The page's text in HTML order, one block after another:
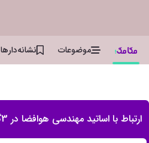
موضوعات نشانه‌دار‌ها
ارتباط با اساتید مهندسی هوافضا در 3گام